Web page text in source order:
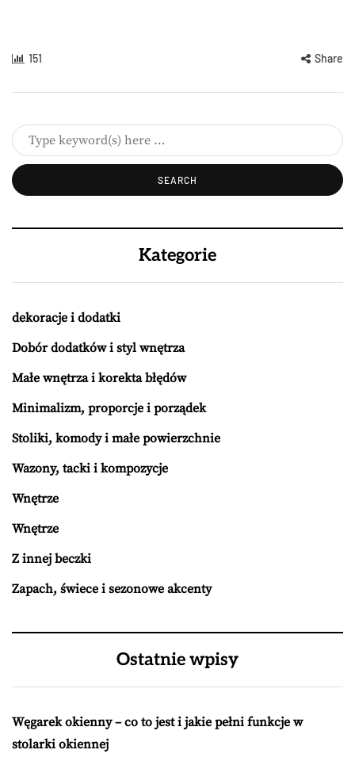
151 Share
Kategorie
dekoracje i dodatki
Dobór dodatków i styl wnętrza
Małe wnętrza i korekta błędów
Minimalizm, proporcje i porządek
Stoliki, komody i małe powierzchnie
Wazony, tacki i kompozycje
Wnętrze
Wnętrze
Z innej beczki
Zapach, świece i sezonowe akcenty
Ostatnie wpisy
Węgarek okienny – co to jest i jakie pełni funkcje w
stolarki okiennej